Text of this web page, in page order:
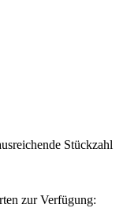
Stückzahl
zur Verfügung: